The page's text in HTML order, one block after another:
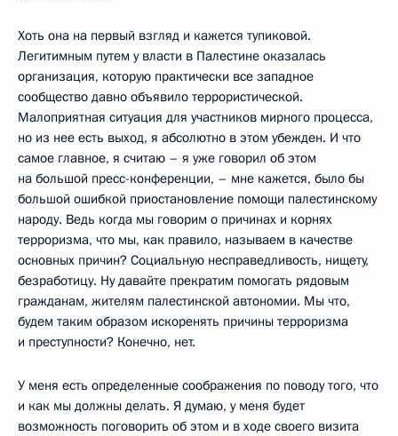
Хоть она на первый взгляд и кажется тупиковой.
Легитимным путем у власти в Палестине оказалась
организация, которую практически все западное
сообщество давно объявило террористической.
Малоприятная ситуация для участников мирного процесса,
но из нее есть выход, я абсолютно в этом убежден. И что
самое главное, я считаю – я уже говорил об этом
на большой пресс-конференции, – мне кажется, было бы
большой ошибкой приостановление помощи палестинскому
народу. Ведь когда мы говорим о причинах и корнях
терроризма, что мы, как правило, называем в качестве
основных причин? Социальную несправедливость, нищету,
безработицу. Ну давайте прекратим помогать рядовым
гражданам, жителям палестинской автономии. Мы что,
будем таким образом искоренять причины терроризма
и преступности? Конечно, нет.
У меня есть определенные соображения по поводу того, что
и как мы должны делать. Я думаю, у меня будет
возможность поговорить об этом и в ходе своего визита